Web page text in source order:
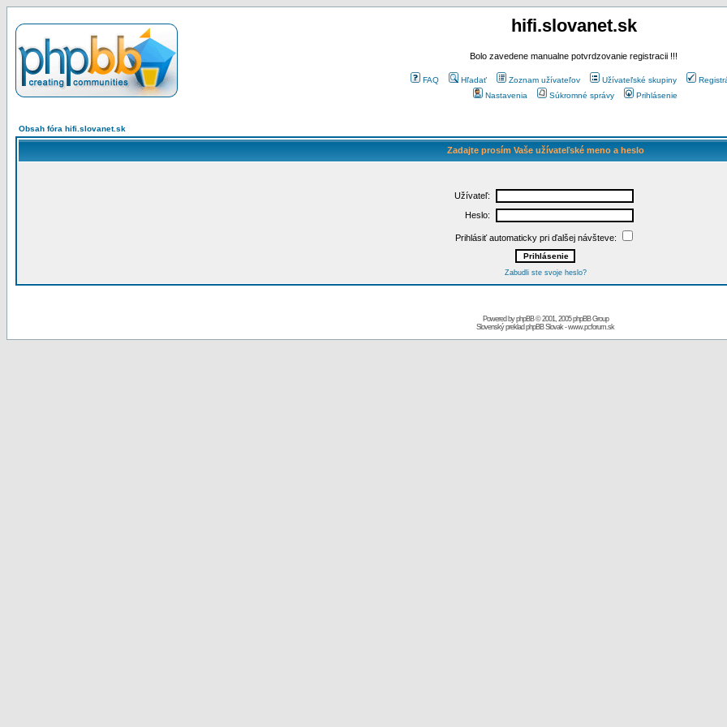
hifi.slovanet.sk
Bolo zavedene manualne potvrdzovanie registracii !!!
FAQ Hľadať Zoznam užívateľov Užívateľské skupiny
Nastavenia
Súkromné správy Prihlásenie
Obsah fóra hifi.slovanet.sk
Zadajte prosím Vaše užívateľské meno a heslo
Užívateľ:
Heslo:
Prihlásiť automaticky pri ďalšej návšteve:
Zabudli ste svoje heslo?
Powered byphpBB© 2001, 2005 phpBB Group
Slovenský preklad phpBB Slovak-www.pcforum.sk